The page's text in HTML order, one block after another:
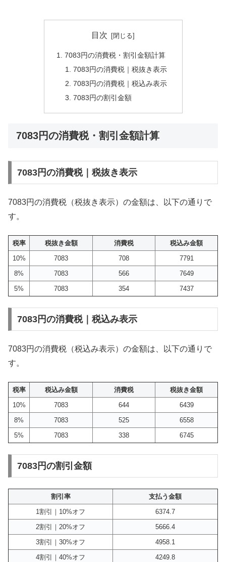
目次
7083円の消費税・割引金額計算
7083円の消費税｜税抜き表示
7083円の消費税｜税込み表示
7083円の割引金額
7083円の消費税・割引金額計算
7083円の消費税｜税抜き表示
7083円の消費税（税抜き表示）の金額は、以下の通りで
す。
税率 税抜き金額 消費税
税込み金額
10%
7083 708
7791
8%
7083 566
7649
5%
7083 354 7437
7083円の消費税｜税込み表示
7083円の消費税（税込み表示）の金額は、以下の通りで
す。
税率 税込み金額 消費税
税抜き金額
10%
7083 644
6439
8%
7083 525
6558
5%
7083 338 6745
7083円の割引金額
割引率
支払う金額
1割引｜10%オフ
6374.7
2割引｜20%オフ
5666.4
3割引｜30%オフ
4958.1
4割引｜40%オフ
4249.8